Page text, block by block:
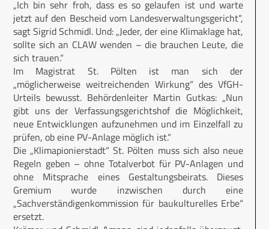
„Ich bin sehr froh, dass es so gelaufen ist und warte
jetzt auf den Bescheid vom Landesverwaltungsgericht“,
sagt Sigrid Schmidl. Und: „Jeder, der eine Klimaklage hat,
sollte sich an CLAW wenden – die brauchen Leute, die
sich trauen.“
Im Magistrat St. Pölten ist man sich der
„möglicherweise weitreichenden Wirkung“ des VfGH-
Urteils bewusst. Behördenleiter Martin Gutkas: „Nun
gibt uns der Verfassungsgerichtshof die Möglichkeit,
neue Entwicklungen aufzunehmen und im Einzelfall zu
prüfen, ob eine PV-Anlage möglich ist.“
Die „Klimapionierstadt“ St. Pölten muss sich also neue
Regeln geben – ohne Totalverbot für PV-Anlagen und
ohne Mitsprache eines Gestaltungsbeirats. Dieses
Gremium wurde inzwischen durch eine
„Sachverständigenkommission für baukulturelles Erbe“
ersetzt.